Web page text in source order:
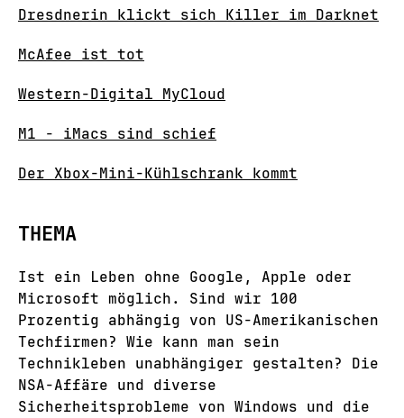
Dresdnerin klickt sich Killer im Darknet
McAfee ist tot
Western-Digital MyCloud
M1 - iMacs sind schief
Der Xbox-Mini-Kühlschrank kommt
THEMA
Ist ein Leben ohne Google, Apple oder
Microsoft möglich. Sind wir 100
Prozentig abhängig von US-Amerikanischen
Techfirmen? Wie kann man sein
Technikleben unabhängiger gestalten? Die
NSA-Affäre und diverse
Sicherheitsprobleme von Windows und die